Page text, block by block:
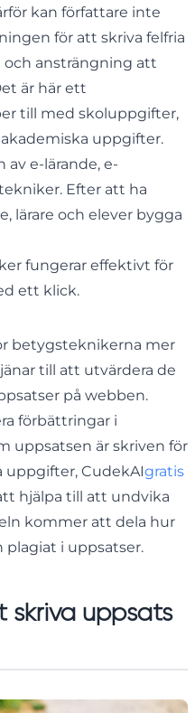
kan författare inte
för att skriva felfria
och ansträngning att
är här ett
till med skoluppgifter,
uppgifter.
av e-lärande, e-
Efter att ha
lärare och elever bygga
fungerar effektivt för
ett klick.
betygsteknikerna mer
till att utvärdera de
på webben.
förbättringar i
uppsatsen är skriven för
uppgifter, CudekAIgratis
hjälpa till att undvika
kommer att dela hur
plagiat i uppsatser.
skriva uppsats